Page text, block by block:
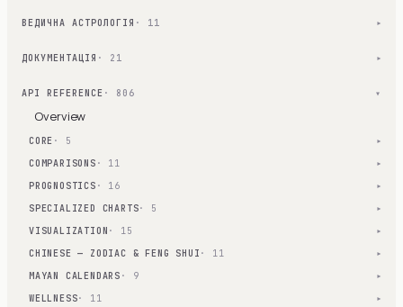
ВЕДИЧНА АСТРОЛОГІЯ · 11 ▾
ДОКУМЕНТАЦІЯ · 21 ▾
API REFERENCE · 806 ▾
Overview
CORE · 5 ▾
COMPARISONS · 11 ▾
PROGNOSTICS · 16 ▾
SPECIALIZED CHARTS· 5 ▾
VISUALIZATION · 15 ▾
CHINESE — ZODIAC & FENG SHUI · 11 ▾
MAYAN CALENDARS · 9 ▾
WELLNESS· 11 ▾